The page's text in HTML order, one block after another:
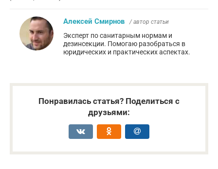
Алексей Смирнов / автор статьи
Эксперт по санитарным нормам и
дезинсекции. Помогаю разобраться в
юридических и практических аспектах.
Понравилась статья? Поделиться с
друзьями: